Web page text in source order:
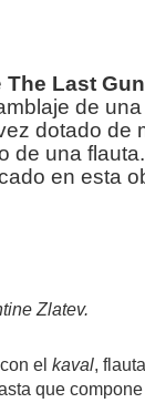
The Last Gun
de
dotado de
de una
en esta
Zlatev.
con elkaval,
que